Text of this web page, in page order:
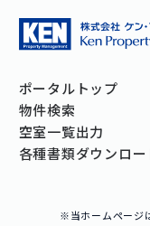
ポータルトップ
物件検索
空室一覧出力
各種書類ダウンロー
※当ホームページ